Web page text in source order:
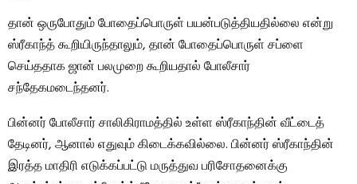
தான் ஒருபோதும் போதைப்பொருள் பயன்படுத்தியதில்லை என்று
ஸ்ரீகாந்த் கூறியிருந்தாலும், தான் போதைப்பொருள் சப்ளை
செய்ததாக ஜான் பலமுறை கூறியதால் போலீசார்
சந்தேகமடைந்தனர்.
பின்னர் போலீசார் சாலிகிராமத்தில் உள்ள ஸ்ரீகாந்தின் வீட்டைத்
தேடினர், ஆனால் எதுவும் கிடைக்கவில்லை. பின்னர் ஸ்ரீகாந்தின்
இரத்த மாதிரி எடுக்கப்பட்டு மருத்துவ பரிசோதனைக்கு